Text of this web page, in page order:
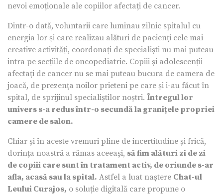
nevoi emoționale ale copiilor afectați de cancer.
Dintr-o dată, voluntarii care luminau zilnic spitalul cu
energia lor și care realizau alături de pacienți cele mai
creative activități, coordonați de specialiști nu mai puteau
intra pe secțiile de oncopediatrie. Copiii și adolescenții
afectați de cancer nu se mai puteau bucura de camera de
joacă, de prezența noilor prieteni pe care și i-au făcut în
spital, de sprijinul specialiștilor noștri. Întregul lor
univers s-a redus într-o secundă la granițele propriei
camere de salon.
Chiar și în aceste vremuri pline de incertitudine și frică,
dorința noastră a rămas aceeași, să fim alături zi de zi
de copiii care sunt în tratament activ, de oriunde s-ar
afla, acasă sau la spital. Astfel a luat naștere Chat-ul
Leului Curajos, o soluție digitală care propune o